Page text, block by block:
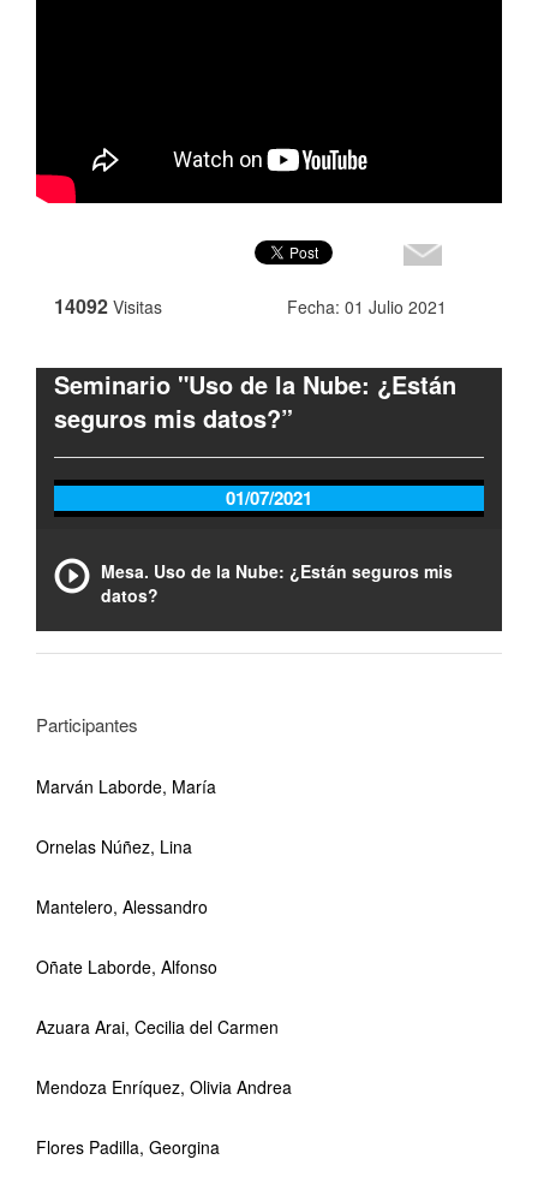
14092 Visitas Fecha: 01 Julio 2021
Seminario "Uso de la Nube: ¿Están
seguros mis datos?”
01/07/2021
Mesa. Uso de la Nube: ¿Están seguros mis
datos?
Participantes
Marván Laborde, María
Ornelas Núñez, Lina
Mantelero, Alessandro
Oñate Laborde, Alfonso
Azuara Arai, Cecilia del Carmen
Mendoza Enríquez, Olivia Andrea
Flores Padilla, Georgina